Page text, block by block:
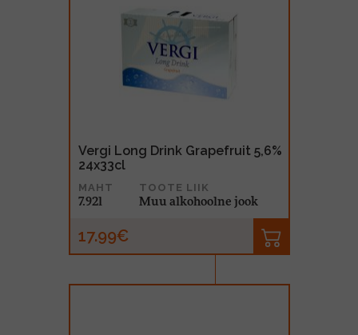
Vergi Long Drink Grapefruit 5,6%
24x33cl
MAHT
7.92l
TOOTE LIIK
Muu alkohoolne jook
17.99€